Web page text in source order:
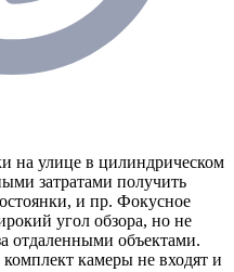
на улице в цилиндрическом
затратами получить
и пр. Фокусное
угол обзора, но не
отдаленными объектами.
камеры не входят и